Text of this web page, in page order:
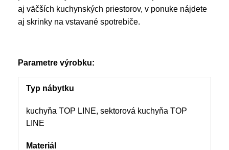
aj väčších kuchynských priestorov, v ponuke nájdete
aj skrinky na vstavané spotrebiče.
Parametre výrobku:
Typ nábytku
kuchyňa TOP LINE, sektorová kuchyňa TOP
LINE
Materiál